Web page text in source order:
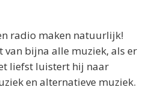
radio maken natuurlijk!
van bijna alle muziek, als er
liefst luistert hij naar
en alternatieve muziek.